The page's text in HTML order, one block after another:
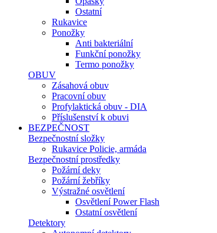
Ostatní
Rukavice
Ponožky
Anti bakteriální
Funkční ponožky
Termo ponožky
OBUV
Zásahová obuv
Pracovní obuv
Profylaktická obuv - DIA
Příslušenství k obuvi
BEZPEČNOST
Bezpečnostní složky
Rukavice Policie, armáda
Bezpečnostní prostředky
Požární deky
Požární žebříky
Výstražné osvětlení
Osvětlení Power Flash
Ostatní osvětlení
Detektory